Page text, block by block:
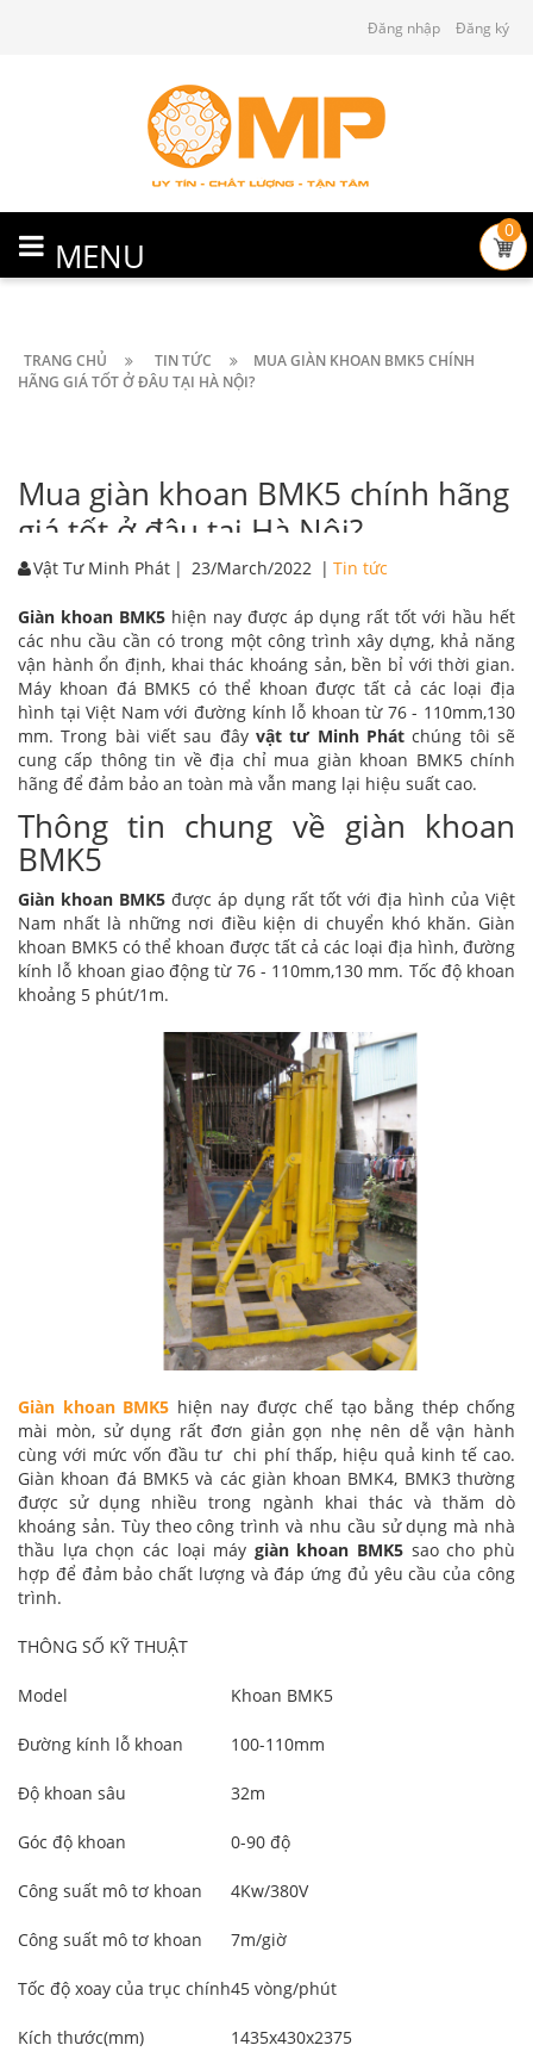
Đăng nhập Đăng ký
MENU
0
TRANG CHỦ TIN TỨC
MUA GIÀN KHOAN BMK5 CHÍNH
HÃNG GIÁ TỐT Ở ĐÂU TẠI HÀ NỘI?
Mua giàn khoan BMK5 chính hãng
giá tốt ở đâu tại Hà Nội?
Vật Tư Minh Phát | 23/March/2022 | Tin tức
Giàn khoan BMK5hiện nay được áp dụng rất tốt với hầu hết
các nhu cầu cần có trong một công trình xây dựng, khả năng
vận hành ổn định, khai thác khoáng sản, bền bỉ với thời gian.
Máy khoan đá BMK5 có thể khoan được tất cả các loại địa
hình tại Việt Nam với đường kính lỗ khoan từ 76 - 110mm,130
mm. Trong bài viết sau đây vật tư Minh Phát chúng tôi sẽ
cung cấp thông tin về địa chỉ mua giàn khoan BMK5 chính
hãng để đảm bảo an toàn mà vẫn mang lại hiệu suất cao.
Thông tin chung về giàn khoan
BMK5
Giàn khoan BMK5 được áp dụng rất tốt với địa hình của Việt
Nam nhất là những nơi điều kiện di chuyển khó khăn. Giàn
khoan BMK5 có thể khoan được tất cả các loại địa hình, đường
kính lỗ khoan giao động từ 76 - 110mm,130 mm. Tốc độ khoan
khoảng 5 phút/1m.
Giàn khoan BMK5 hiện nay được chế tạo bằng thép chống
mài mòn, sử dụng rất đơn giản gọn nhẹ nên dễ vận hành
cùng với mức vốn đầu tư chi phí thấp, hiệu quả kinh tế cao.
Giàn khoan đá BMK5 và các giàn khoan BMK4, BMK3 thường
được sử dụng nhiều trong ngành khai thác và thăm dò
khoáng sản. Tùy theo công trình và nhu cầu sử dụng mà nhà
thầu lựa chọn các loại máy giàn khoan BMK5 sao cho phù
hợp để đảm bảo chất lượng và đáp ứng đủ yêu cầu của công
trình.
THÔNG SỐ KỸ THUẬT
Model Khoan BMK5
Đường kính lỗ khoan 100-110mm
Độ khoan sâu 32m
Góc độ khoan 0-90 độ
Công suất mô tơ khoan 4Kw/380V
Công suất mô tơ khoan 7m/giờ
Tốc độ xoay của trục chính45 vòng/phút
Kích thước(mm) 1435x430x2375